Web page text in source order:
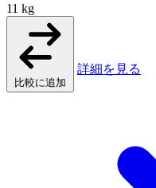
11 kg
比較に追加
詳細を見る